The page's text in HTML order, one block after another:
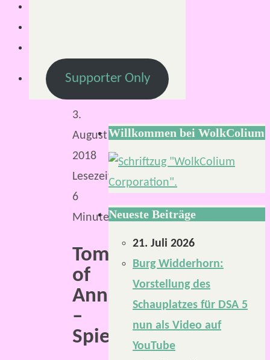
August
3.
August
2018
Lesezeit:
6
Minuten
Tomb
of
Annihilation
–
Spielbericht
Supporter Only
Willkommen bei WolkColium
Neueste Beiträge
21. Juli 2026
Burg Widderhorn:
Vorstellung des
Schauplatzes für DSA 5
nun als Video auf
YouTube